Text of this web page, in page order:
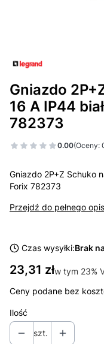
Gniazdo
16 A IP44
782373
0.00(Oceny:
Gniazdo 2P+Z Schuko
Forix 782373
Przejdź do pełnego
Czas wysyłki:Brak
Cena
23,31 złw tym 23%
w tym 23%
Ceny podane bez
Ilość
szt.